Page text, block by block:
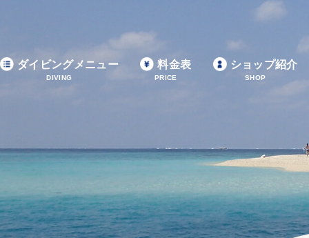
ダイビングメニュー
DIVING
料金表
PRICE
ショップ紹介
SHOP